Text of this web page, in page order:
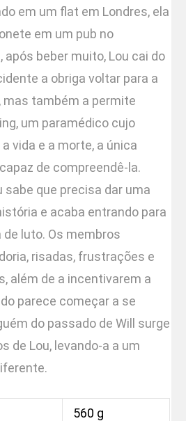
em um flat em Londres, ela
em um pub no
após beber muito, Lou cai do
a obriga voltar para a
mas também a permite
um paramédico cujo
vida e a morte, a única
de compreendê-la.
sabe que precisa dar uma
e acaba entrando para
luto. Os membros
risadas, frustrações e
além de a incentivarem a
parece começar a se
do passado de Will surge
de Lou, levando-a a um
560 g